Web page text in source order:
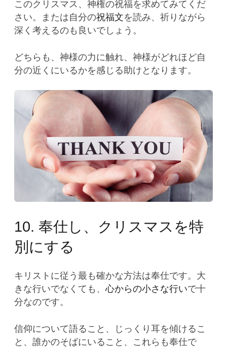
このクリスマス、神権の祝福を求めてみてくだ
さい。または自分の祝福文を読み、祈りながら
深く考えるのも良いでしょう。
どちらも、神様の力に触れ、神様がどれほど自
分の近くにいるかを感じる助けとなります。
10. 奉仕し、クリスマスを特
別にする
キリストに従う最も確かな方法は奉仕です。大
きな行いでなくても、心からの小さな行いで十
分なのです。
信仰について語ること、じっくり耳を傾けるこ
と、誰かのそばにいること、これらも奉仕で